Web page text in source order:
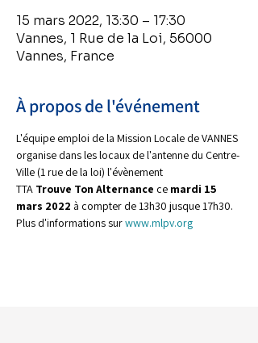
15 mars 2022, 13:30 – 17:30
Vannes, 1 Rue de la Loi, 56000
Vannes, France
À propos de l'événement
L'équipe emploi de la Mission Locale de VANNES
organise dans les locaux de l'antenne du Centre-
Ville (1 rue de la loi) l'évènement
TTA Trouve Ton Alternance ce mardi 15
mars 2022 à compter de 13h30 jusque 17h30.
Plus d'informations sur www.mlpv.org